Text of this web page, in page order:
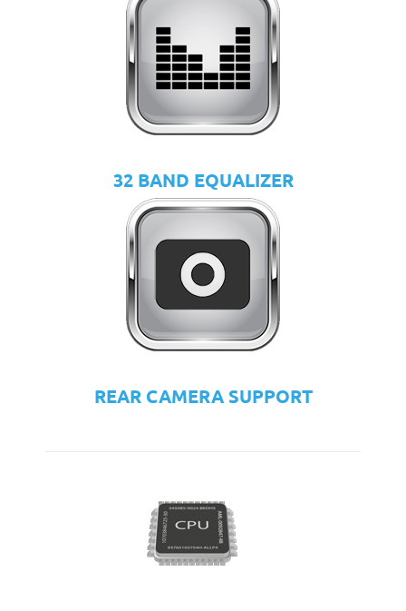
32 BAND EQUALIZER
REAR CAMERA SUPPORT